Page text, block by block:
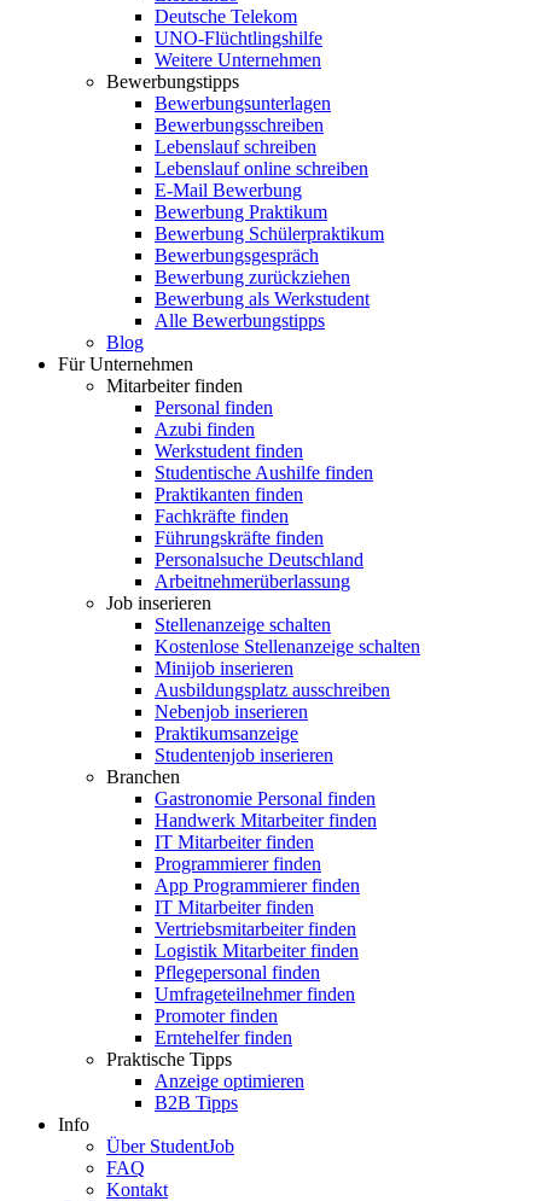
Deutsche Telekom
UNO-Flüchtlingshilfe
Weitere Unternehmen
Bewerbungstipps
Bewerbungsunterlagen
Bewerbungsschreiben
Lebenslauf schreiben
Lebenslauf online schreiben
E-Mail Bewerbung
Bewerbung Praktikum
Bewerbung Schülerpraktikum
Bewerbungsgespräch
Bewerbung zurückziehen
Bewerbung als Werkstudent
Alle Bewerbungstipps
Blog
Für Unternehmen
Mitarbeiter finden
Personal finden
Azubi finden
Werkstudent finden
Studentische Aushilfe finden
Praktikanten finden
Fachkräfte finden
Führungskräfte finden
Personalsuche Deutschland
Arbeitnehmerüberlassung
Job inserieren
Stellenanzeige schalten
Kostenlose Stellenanzeige schalten
Minijob inserieren
Ausbildungsplatz ausschreiben
Nebenjob inserieren
Praktikumsanzeige
Studentenjob inserieren
Branchen
Gastronomie Personal finden
Handwerk Mitarbeiter finden
IT Mitarbeiter finden
Programmierer finden
App Programmierer finden
IT Mitarbeiter finden
Vertriebsmitarbeiter finden
Logistik Mitarbeiter finden
Pflegepersonal finden
Umfrageteilnehmer finden
Promoter finden
Erntehelfer finden
Praktische Tipps
Anzeige optimieren
B2B Tipps
Info
Über StudentJob
FAQ
Kontakt